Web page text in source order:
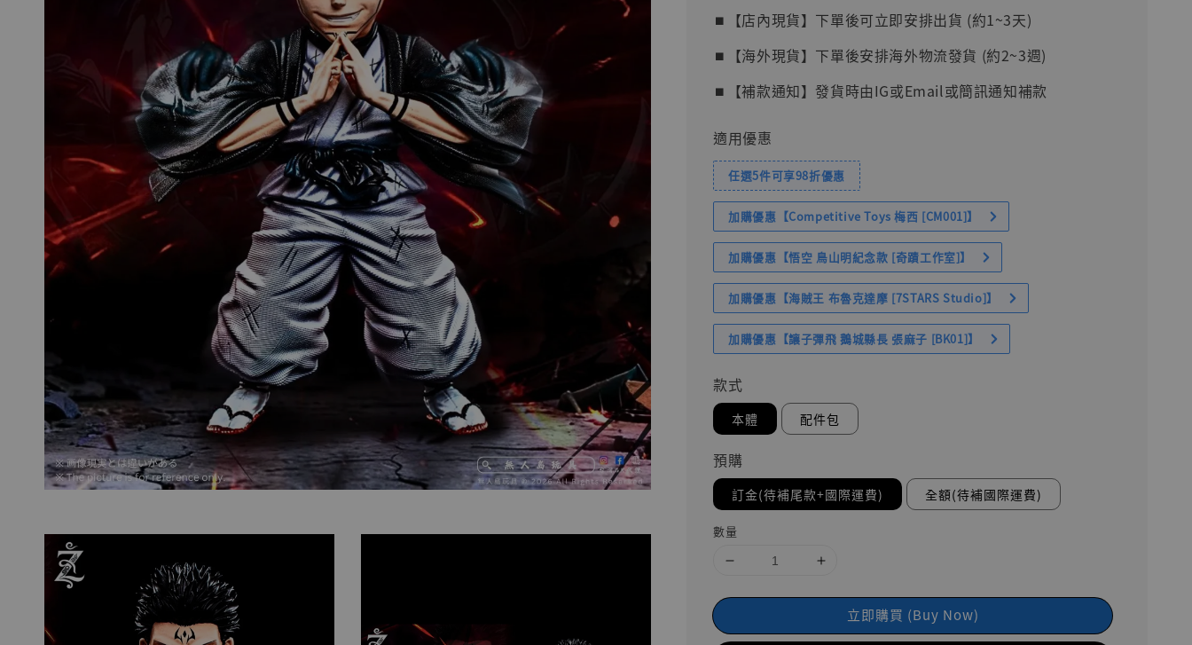
⏹︎【店內現貨】下單後可立即安排出貨 (約1~3天)
⏹︎【海外現貨】下單後安排海外物流發貨 (約2~3週)
⏹︎【補款通知】發貨時由IG或Email或簡訊通知補款
適用優惠
任選5件可享98折優惠
加購優惠【Competitive Toys 梅西 [CM001]】
加購優惠【悟空 鳥山明紀念款 [奇蹟工作室]】
加購優惠【海賊王 布魯克達摩 [7STARS Studio]】
加購優惠【讓子彈飛 鵝城縣長 張麻子 [BK01]】
款式
本體 配件包
預購
訂金(待補尾款+國際運費) 全額(待補國際運費)
數量
立即購買 (Buy Now)